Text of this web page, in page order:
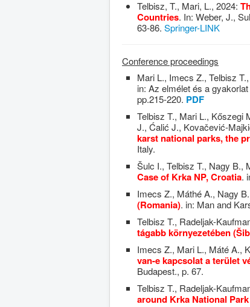
Telbisz, T., Mari, L., 2024:
Countries. In: Weber, J.,
63-86. Springer-LINK
Conference proceedings
Mari L., Imecs Z., Telbisz
in: Az elmélet és a
pp.215-220. PDF
Telbisz T., Mari L., Kőszegi
J., Ćalić J., Kovačević-
karst national parks, the
Italy.
Šulc I., Telbisz T., Nagy B.,
Case of Krka NP, Croatia.
Imecs Z., Máthé A., Nagy
(Romania). in: Man and
Telbisz T., Radeljak-
tágabb környezetében
Imecs Z., Mari L., Máté A.,
van-e kapcsolat a terület
Budapest., p. 67.
Telbisz T., Radeljak-
around Krka National